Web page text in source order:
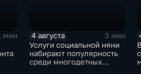
мин
4 августа
3 мин
Услуги социальной няни
набирают популярность
среди многодетных